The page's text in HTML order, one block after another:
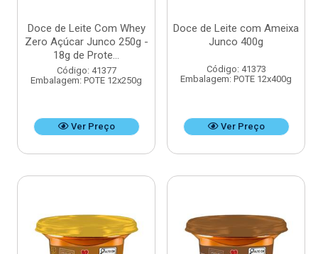
Doce de Leite Com Whey
Zero Açúcar Junco 250g -
18g de Prote...
Código: 41377
Embalagem: POTE 12x250g
Ver Preço
Doce de Leite com Ameixa
Junco 400g
Código: 41373
Embalagem: POTE 12x400g
Ver Preço